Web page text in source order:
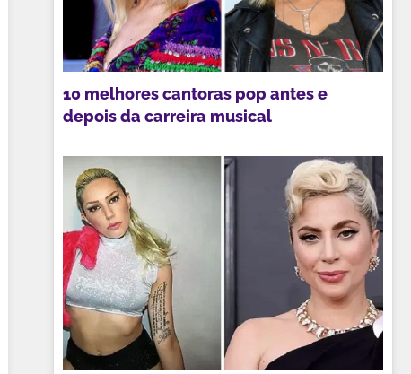
10 melhores cantoras pop antes e
depois da carreira musical